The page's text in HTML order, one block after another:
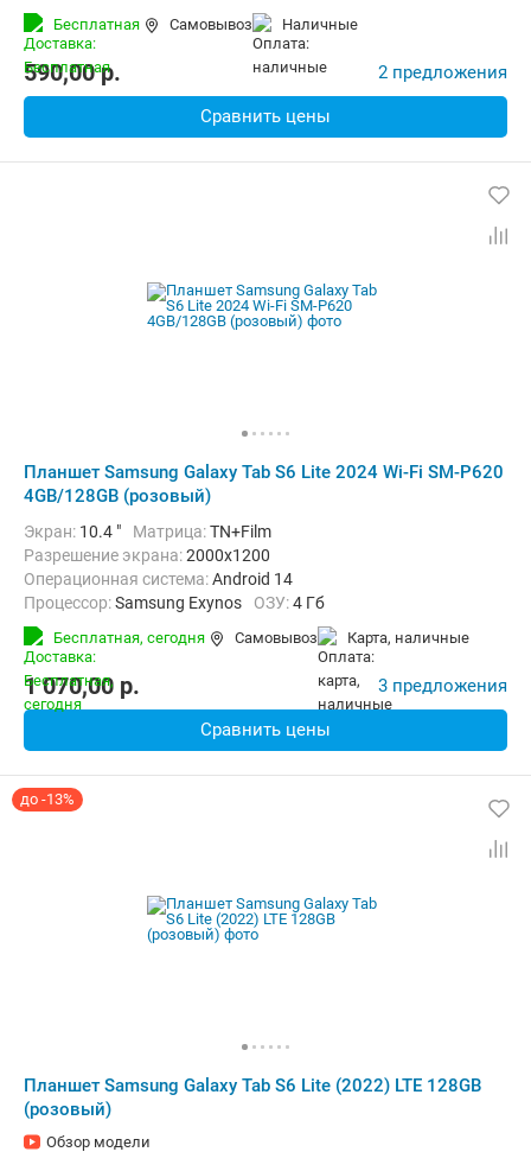
Встроенная память:
Тыловая камера:
Беспроводная связь:
Bluetooth, Wi-Fi
Комплектация:
Вес:465 г
Бесплатная Самовывоз наличные
590,00p. 2 предложения
Сравнить цены
Планшет Samsung Galaxy Tab S6 Lite 2024 Wi-Fi SM-P620
4GB/128GB (розовый)
Экран: 10.4 " Матрица:TN+Film
Разрешение экрана:2000x1200
Операционная система:Android 14
Процессор:Samsung Exynos ОЗУ:4 Гб
Встроенная память:
Тыловая камера:
Беспроводная связь:
Bluetooth, Wi-Fi
Комплектация:
465 г
Бесплатная, сегодня Самовывоз карта, наличные
1 070,00 p. 3 предложения
Сравнить цены
до -13%
Планшет Samsung Galaxy Tab S6 Lite (2022) LTE 128GB
(розовый)
Обзор модели